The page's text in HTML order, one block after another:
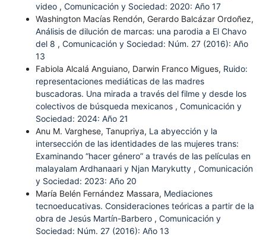
video , Comunicación y Sociedad: 2020: Año 17
Washington Macías Rendón, Gerardo Balcázar Ordoñez,
Análisis de dilución de marcas: una parodia a El Chavo
del 8 , Comunicación y Sociedad: Núm. 27 (2016): Año
13
Fabiola Alcalá Anguiano, Darwin Franco Migues, Ruido:
representaciones mediáticas de las madres
buscadoras. Una mirada a través del filme y desde los
colectivos de búsqueda mexicanos , Comunicación y
Sociedad: 2024: Año 21
Anu M. Varghese, Tanupriya, La abyección y la
intersección de las identidades de las mujeres trans:
Examinando “hacer género” a través de las películas en
malayalam Ardhanaari y Njan Marykutty , Comunicación
y Sociedad: 2023: Año 20
María Belén Fernández Massara, Mediaciones
tecnoeducativas. Consideraciones teóricas a partir de la
obra de Jesús Martín-Barbero , Comunicación y
Sociedad: Núm. 27 (2016): Año 13